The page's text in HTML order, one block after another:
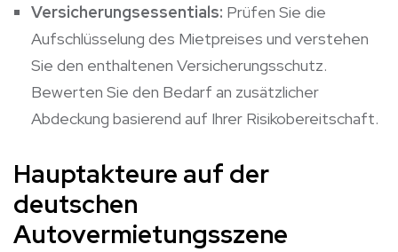
Versicherungsessentials: Prüfen Sie die
Aufschlüsselung des Mietpreises und verstehen
Sie den enthaltenen Versicherungsschutz.
Bewerten Sie den Bedarf an zusätzlicher
Abdeckung basierend auf Ihrer Risikobereitschaft.
Hauptakteure auf der
deutschen
Autovermietungsszene